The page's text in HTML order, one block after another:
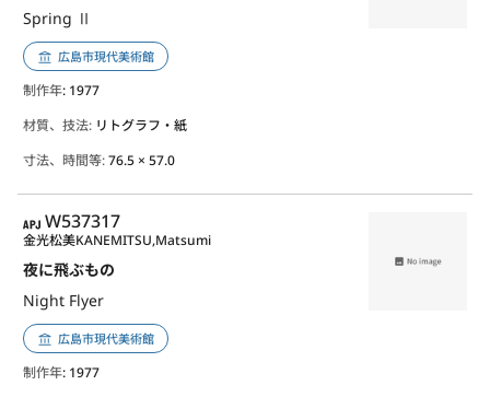
Spring Ⅱ
広島市現代美術館
制作年: 1977
材質、技法: リトグラフ・紙
寸法、時間等:76.5 × 57.0
APJ
W537317
夜に飛ぶもの
Night Flyer
金光松美KANEMITSU,Matsumi
広島市現代美術館
制作年: 1977